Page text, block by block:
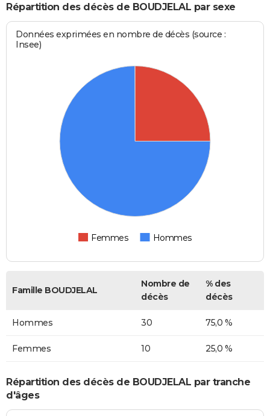
Répartition des décès de BOUDJELAL par sexe
Données exprimées en nombre de décès (source :
Insee)
Femmes Hommes
Famille BOUDJELAL
Nombre de
décès
% des
décès
Hommes 30 75,0 %
Femmes 10 25,0 %
Répartition des décès de BOUDJELAL par tranche
d'âges